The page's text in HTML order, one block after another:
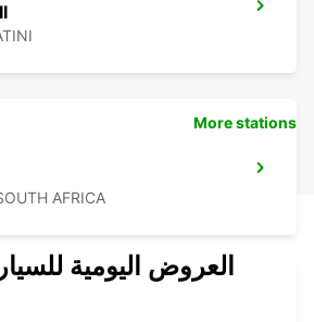
AFRICA
More stations
العروض اليومية